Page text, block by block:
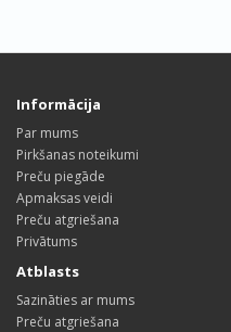
Informācija
Par mums
Pirkšanas noteikumi
Preču piegāde
Apmaksas veidi
Preču atgriešana
Privātums
Atblasts
Sazināties ar mums
Preču atgriešana